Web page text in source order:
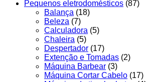
Pequenos eletrodomésticos (87)
Balança (18)
Beleza (7)
Calculadora (5)
Chaleira (5)
Despertador (17)
Extenção e Tomadas (2)
Máquina Barbear (3)
Máquina Cortar Cabelo (17)